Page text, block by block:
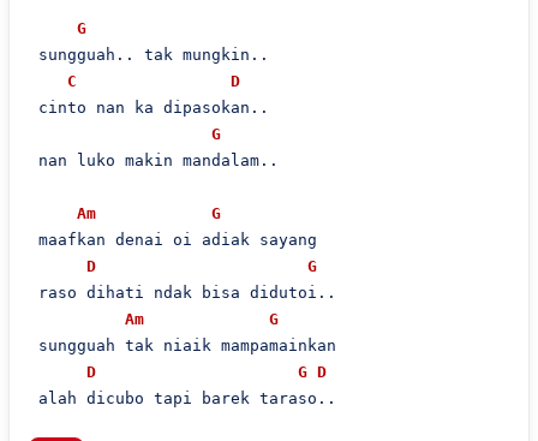
G
sungguah.. tak mungkin..
C
D
cinto nan ka dipasokan..
G
nan luko makin mandalam..
Am
G
maafkan denai oi adiak sayang
D
G
raso dihati ndak bisa didutoi..
Am
G
sungguah tak niaik mampamainkan
D
G D
alah dicubo tapi barek taraso..